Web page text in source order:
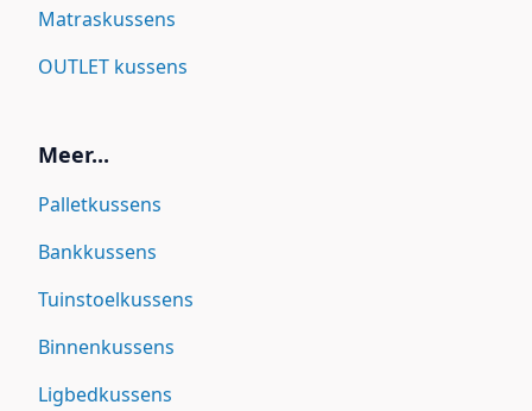
Matraskussens
OUTLET kussens
Meer...
Palletkussens
Bankkussens
Tuinstoelkussens
Binnenkussens
Ligbedkussens